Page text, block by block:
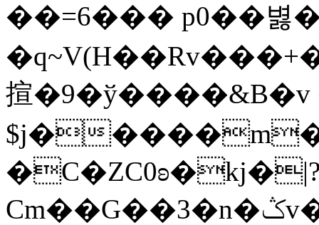
��=6��� p0��
揎�9�ў����&B�v
$j�
Cm��G��3�n�ݣv����=}�?